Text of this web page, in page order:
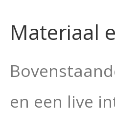
Materiaal
en een live